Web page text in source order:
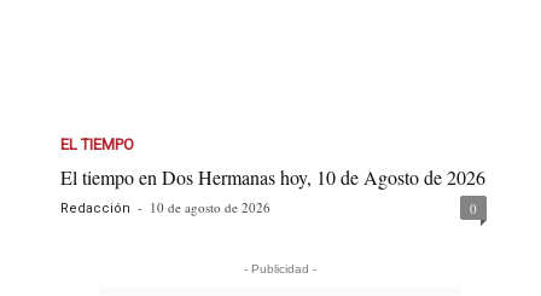
EL TIEMPO
El tiempo en Dos Hermanas hoy, 10 de Agosto de 2026
Redacción - 10 de agosto de 2026 0
- Publicidad -